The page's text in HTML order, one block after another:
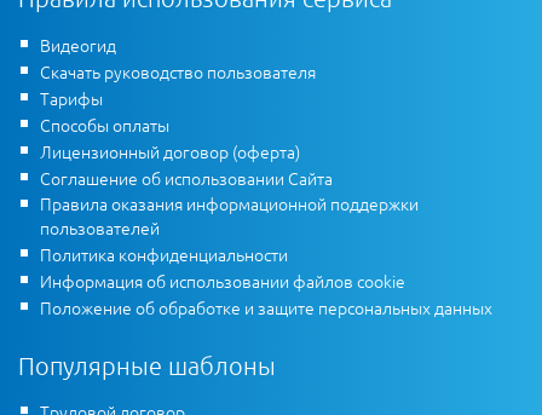
Видеогид
Скачать руководство пользователя
Тарифы
Способы оплаты
Лицензионный договор (оферта)
Соглашение об использовании Сайта
Правила оказания информационной поддержки
пользователей
Политика конфиденциальности
Информация об использовании файлов cookie
Положение об обработке и защите персональных данных
Популярные шаблоны